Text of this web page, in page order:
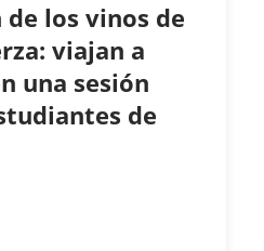
los vinos de
viajan a
una sesión
de